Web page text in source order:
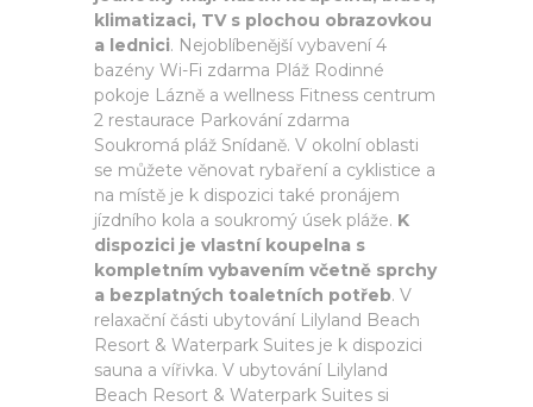
klimatizaci, TV s plochou obrazovkou
a lednici. Nejoblíbenější vybavení 4
bazény Wi-Fi zdarma Pláž Rodinné
pokoje Lázně a wellness Fitness centrum
2 restaurace Parkování zdarma
Soukromá pláž Snídaně. V okolní oblasti
se můžete věnovat rybaření a cyklistice a
na místě je k dispozici také pronájem
jízdního kola a soukromý úsek pláže. K
dispozici je vlastní koupelna s
kompletním vybavením včetně sprchy
a bezplatných toaletních potřeb. V
relaxační části ubytování Lilyland Beach
Resort & Waterpark Suites je k dispozici
sauna a vířivka. V ubytování Lilyland
Beach Resort & Waterpark Suites si